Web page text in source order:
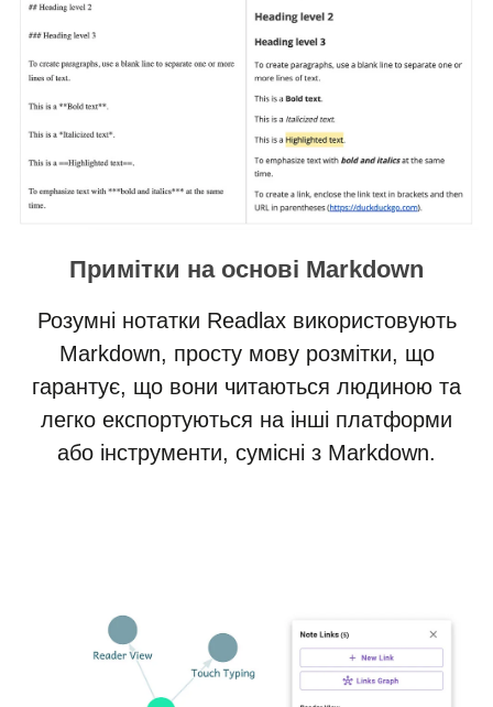
Примітки на основі Markdown
Розумні нотатки Readlax використовують
Markdown, просту мову розмітки, що
гарантує, що вони читаються людиною та
легко експортуються на інші платформи
або інструменти, сумісні з Markdown.